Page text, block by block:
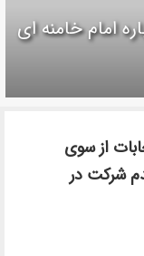
امام خامنه ای
از سوی
شرکت در